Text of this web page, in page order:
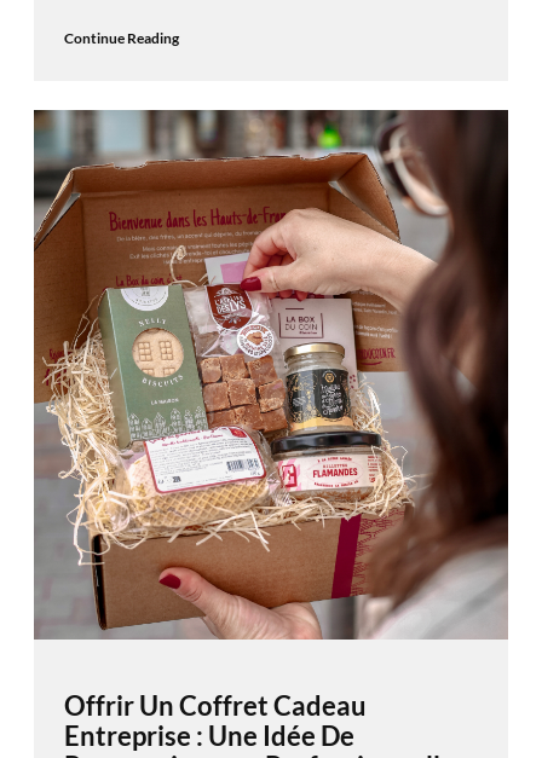
Continue Reading
Offrir Un Coffret Cadeau
Entreprise : Une Idée De